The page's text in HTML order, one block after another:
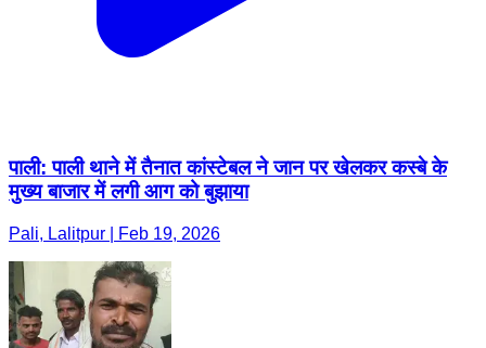
पाली: पाली थाने में तैनात कांस्टेबल ने जान पर खेलकर कस्बे के
मुख्य बाजार में लगी आग को बुझाया
Pali, Lalitpur | Feb 19, 2026